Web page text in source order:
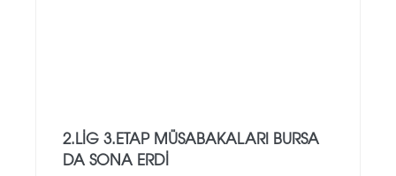
2.LİG 3.ETAP MÜSABAKALARI BURSA
DA SONA ERDİ